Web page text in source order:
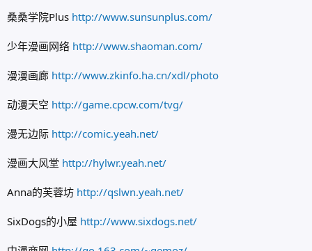
桑桑学院Plus http://www.sunsunplus.com/
少年漫画网络 http://www.shaoman.com/
漫漫画廊 http://www.zkinfo.ha.cn/xdl/photo
动漫天空 http://game.cpcw.com/tvg/
漫无边际 http://comic.yeah.net/
漫画大风堂 http://hylwr.yeah.net/
Anna的芙蓉坊 http://qslwn.yeah.net/
SixDogs的小屋 http://www.sixdogs.net/